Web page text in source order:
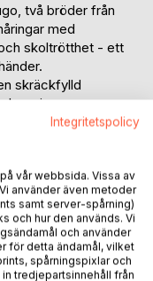
två bröder från
med
skoltrötthet - ett
skräckfylld
av sin mamma.
den verkar vara
upptakten till ett
deras vänner Oscar
Färden går genom
samtidigt som de
väsen. Deras
leder dem norrut
Integritetspolicy
vår webbsida. Vissa av
använder även metoder
samt server-spårning)
och hur den används. Vi
och använder
för detta ändamål, vilket
spårningspixlar och
tredjepartsinnehåll från